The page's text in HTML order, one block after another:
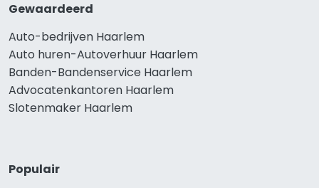
Gewaardeerd
Auto-bedrijven Haarlem
Auto huren-Autoverhuur Haarlem
Banden-Bandenservice Haarlem
Advocatenkantoren Haarlem
Slotenmaker Haarlem
Populair